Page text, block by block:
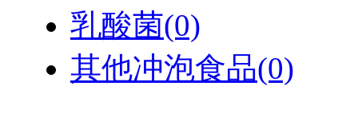
乳酸菌(0)
其他冲泡食品(0)